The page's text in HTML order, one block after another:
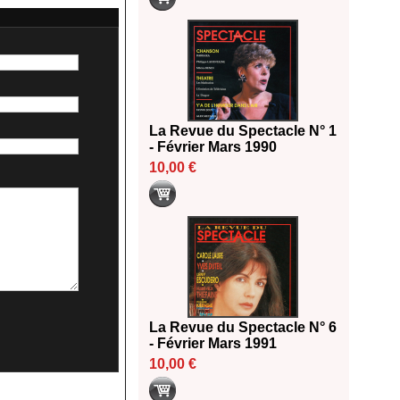
La Revue du Spectacle N° 1
- Février Mars 1990
10,00 €
La Revue du Spectacle N° 6
- Février Mars 1991
10,00 €